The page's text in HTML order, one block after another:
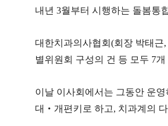
내년 3월부터 시행하는 돌봄통
대한치과의사협회(회장 박태근
별위원회 구성의 건 등 모두 7
이날 이사회에서는 그동안 운
대‧개편키로 하고, 치과계의